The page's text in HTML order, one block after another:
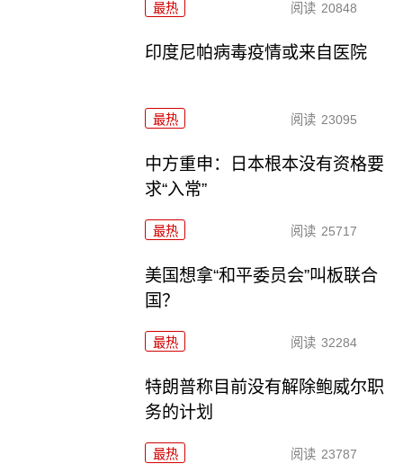
最热 阅读 20848
印度尼帕病毒疫情或来自医院
最热 阅读 23095
中方重申：日本根本没有资格要
求“入常”
最热 阅读 25717
美国想拿“和平委员会”叫板联合
国？
最热 阅读 32284
特朗普称目前没有解除鲍威尔职
务的计划
最热 阅读 23787